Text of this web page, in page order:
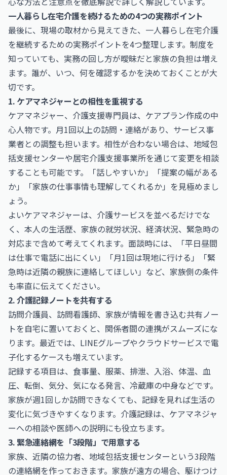
一人暮らし在宅介護を続けるための4つの実務ポイント
最後に、現場の取材から見えてきた、一人暮らし在宅介護
を継続するための実務ポイントを4つ整理します。制度を
知っていても、実務の回し方が曖昧だと家族の負担は増え
ます。誰が、いつ、何を確認するかを決めておくことが大
切です。
1. ケアマネジャーとの相性を重視する
ケアマネジャー、介護支援専門員は、ケアプラン作成の中
心人物です。月1回以上の訪問・連絡があり、サービス事
業者との調整も担います。相性が合わない場合は、地域包
括支援センターや居宅介護支援事業所を通じて変更を相談
することも可能です。「話しやすいか」「提案の幅がある
か」「家族の仕事事情も理解してくれるか」を見極めまし
ょう。
よいケアマネジャーは、介護サービスを並べるだけでな
く、本人の生活歴、家族の就労状況、経済状況、緊急時の
対応まで含めて考えてくれます。面談時には、「平日昼間
は仕事で電話に出にくい」「月1回は現地に行ける」「緊
急時は近隣の親族に連絡してほしい」など、家族側の条件
も率直に伝えてください。
2. 介護記録ノートを共有する
訪問介護員、訪問看護師、家族が情報を書き込む共有ノー
トを自宅に置いておくと、関係者間の連携がスムーズにな
ります。最近では、LINEグループやクラウドサービスで電
子化するケースも増えています。
記録する項目は、食事量、服薬、排泄、入浴、体温、血
圧、転倒、気分、気になる発言、冷蔵庫の中身などです。
家族が週1回しか訪問できなくても、記録を見れば生活の
変化に気づきやすくなります。介護記録は、ケアマネジャ
ーへの相談や医師への説明にも役立ちます。
3. 緊急連絡網を「3段階」で用意する
家族、近隣の協力者、地域包括支援センターという3段階
の連絡網を作っておきます。家族が遠方の場合、駆けつけ